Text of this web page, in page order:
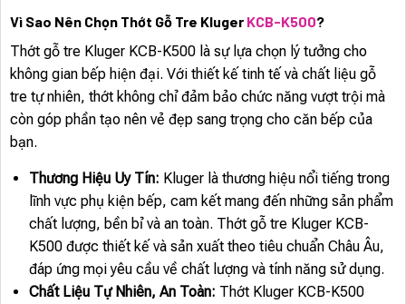
Vì Sao Nên Chọn Thớt Gỗ Tre Kluger KCB-K500?
Thớt gỗ tre Kluger KCB-K500 là sự lựa chọn lý tưởng cho
không gian bếp hiện đại. Với thiết kế tinh tế và chất liệu gỗ
tre tự nhiên, thớt không chỉ đảm bảo chức năng vượt trội mà
còn góp phần tạo nên vẻ đẹp sang trọng cho căn bếp của
bạn.
Thương Hiệu Uy Tín: Kluger là thương hiệu nổi tiếng trong
lĩnh vực phụ kiện bếp, cam kết mang đến những sản phẩm
chất lượng, bền bỉ và an toàn. Thớt gỗ tre Kluger KCB-
K500 được thiết kế và sản xuất theo tiêu chuẩn Châu Âu,
đáp ứng mọi yêu cầu về chất lượng và tính năng sử dụng.
Chất Liệu Tự Nhiên, An Toàn: Thớt Kluger KCB-K500